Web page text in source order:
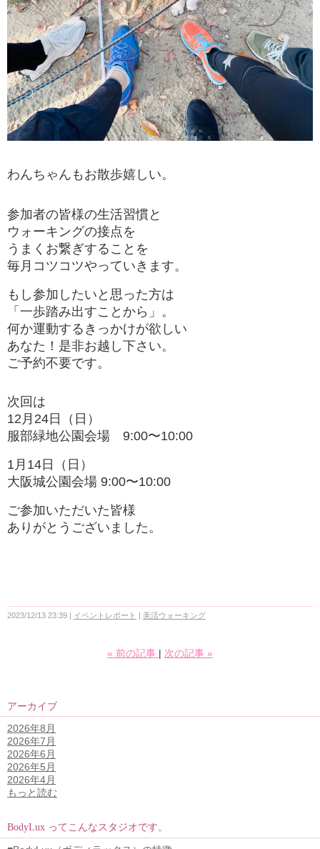
わんちゃんもお散歩嬉しい。
参加者の皆様の生活習慣と
ウォーキングの接点を
うまくお繋ぎすることを
毎月コツコツやっていきます。
もし参加したいと思った方は
「一歩踏み出すことから」。
何か運動するきっかけが欲しい
あなた！是非お越し下さい。
ご予約不要です。
次回は
12月24日（日）
服部緑地公園会場 9:00〜10:00
1月14日（日）
大阪城公園会場 9:00〜10:00
ご参加いただいた皆様
ありがとうございました。
2023/12/13 23:39 イベントレポート 美活ウォーキング
« 前の記事 次の記事 »
アーカイブ
2026年8月
2026年7月
2026年6月
2026年5月
2026年4月
もっと読む
BodyLux ってこんなスタジオです。